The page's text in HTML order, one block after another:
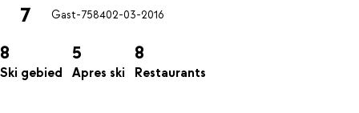
7 Gast-758402-03-2016
8
Ski gebied
5
Apres ski
8
Restaurants